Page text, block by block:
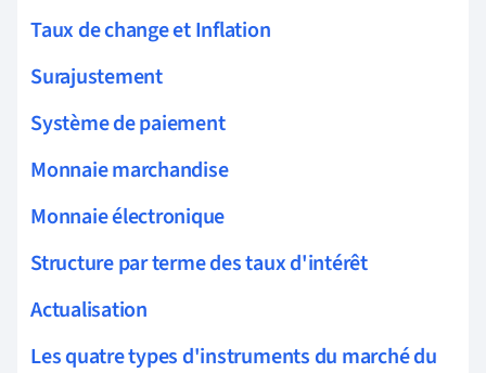
Taux de change et Inflation
Surajustement
Système de paiement
Monnaie marchandise
Monnaie électronique
Structure par terme des taux d'intérêt
Actualisation
Les quatre types d'instruments du marché du